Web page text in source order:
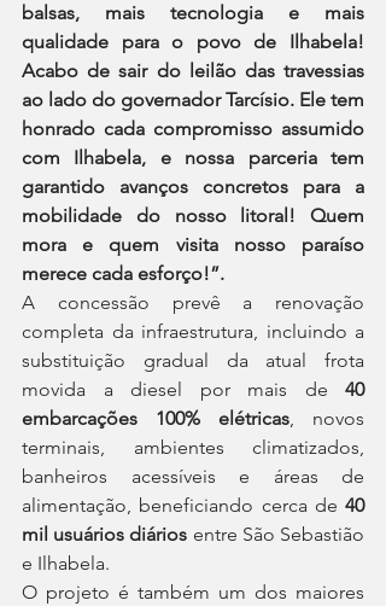
balsas, mais tecnologia e mais
qualidade para o povo de Ilhabela!
Acabo de sair do leilão das travessias
ao lado do governador Tarcísio. Ele tem
honrado cada compromisso assumido
com Ilhabela, e nossa parceria tem
garantido avanços concretos para a
mobilidade do nosso litoral! Quem
mora e quem visita nosso paraíso
merece cada esforço!”.
A concessão prevê a renovação
completa da infraestrutura, incluindo a
substituição gradual da atual frota
movida a diesel por mais de 40
embarcações 100% elétricas, novos
terminais, ambientes climatizados,
banheiros acessíveis e áreas de
alimentação, beneficiando cerca de 40
mil usuários diários entre São Sebastião
e Ilhabela.
O projeto é também um dos maiores